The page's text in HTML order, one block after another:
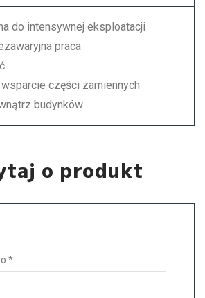
do intensywnej eksploatacji
praca
części zamiennych
budynków
o produkt